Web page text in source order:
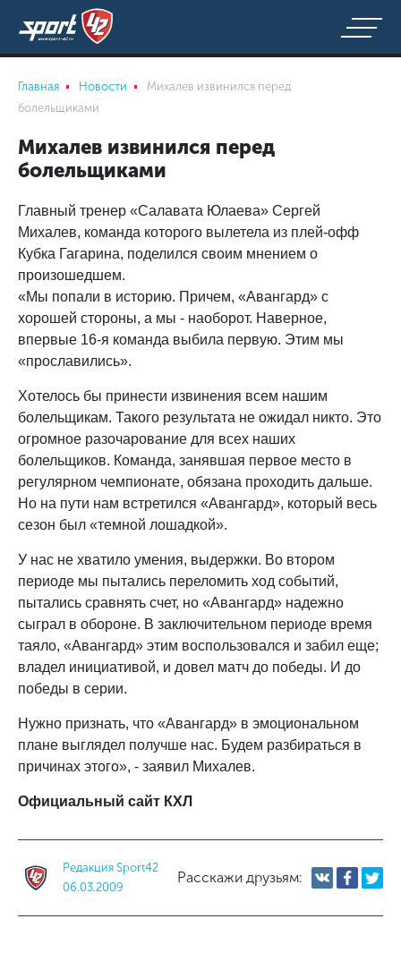
Главная Новости
Михалев извинился перед
болельщиками
Михалев извинился перед
болельщиками
Главный тренер «Салавата Юлаева» Сергей
Михалев, команда которого вылетела из плей-офф
Кубка Гагарина, поделился своим мнением о
произошедшем.
«Мы попали в историю. Причем, «Авангард» с
хорошей стороны, а мы - наоборот. Наверное,
впервые 16-я команда выбила первую. Этим мы
«прославились».
Хотелось бы принести извинения всем нашим
болельщикам. Такого результата не ожидал никто. Это
огромное разочарование для всех наших
болельщиков. Команда, занявшая первое место в
регулярном чемпионате, обязана проходить дальше.
Но на пути нам встретился «Авангард», который весь
сезон был «темной лошадкой».
У нас не хватило умения, выдержки. Во втором
периоде мы пытались переломить ход событий,
пытались сравнять счет, но «Авангард» надежно
сыграл в обороне. В заключительном периоде время
таяло, «Авангард» этим воспользовался и забил еще;
владел инициативой, и довел матч до победы. И до
победы в серии.
Нужно признать, что «Авангард» в эмоциональном
плане выглядел получше нас. Будем разбираться в
причинах этого», - заявил Михалев.
Официальный сайт КХЛ
Редакция Sport42
06.03.2009
Расскажи друзьям: